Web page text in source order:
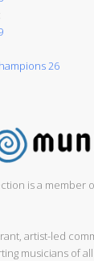
26
is a member
artist-led
musicians of